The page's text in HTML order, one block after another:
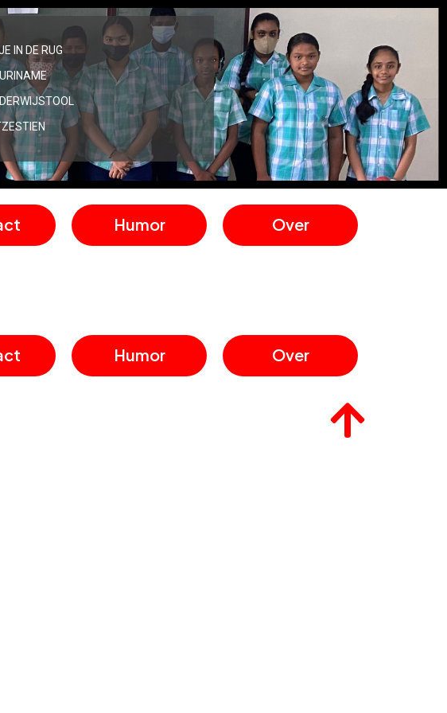
IN DE RUG
Humor Over
Humor Over